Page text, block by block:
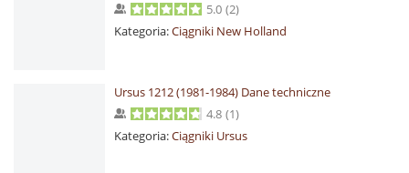
5.0 (2)
Kategoria:Ciągniki New Holland
Ursus 1212 (1981-1984) Dane techniczne
4.8 (1)
Kategoria:Ciągniki Ursus